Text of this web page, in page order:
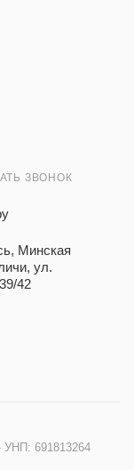
ЗВОНОК
Минская
ул.
42
УНП: 691813264